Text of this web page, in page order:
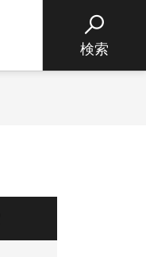
検索